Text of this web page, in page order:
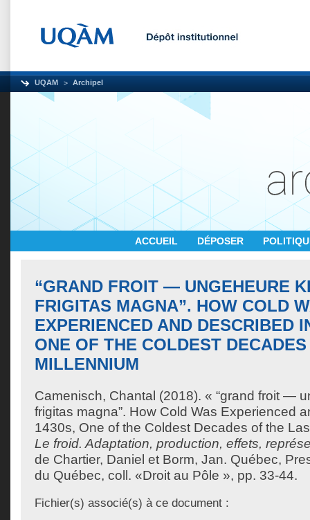
UQAM Archipel
ACCUEIL DÉPOSER
“GRAND FROIT — UNGEHEURE
FRIGITAS MAGNA”. HOW COLD
EXPERIENCED AND DESCRIBED
ONE OF THE COLDEST
MILLENNIUM
Camenisch, Chantal (2018). « “grand froit —
frigitas magna”. How Cold Was Experienced
1430s, One of the Coldest Decades of the
Le froid. Adaptation, production, effets,
de Chartier, Daniel et Borm, Jan. Québec,
du Québec, coll. «Droit au Pôle », pp. 33-44.
Fichier(s) associé(s) à ce document :